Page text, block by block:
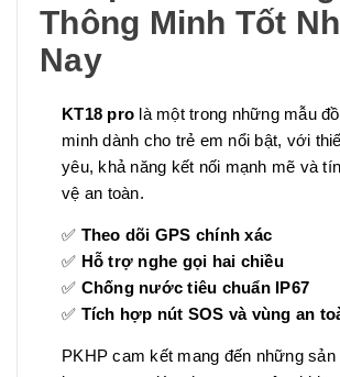
Thông Minh Tốt
Nay
KT18 pro là một trong những mẫu
minh dành cho trẻ em nổi bật, với
yêu, khả năng kết nối mạnh mẽ và
vệ an toàn.
✅ Theo dõi GPS chính xác
✅ Hỗ trợ nghe gọi hai chiều
✅ Chống nước tiêu chuẩn IP67
✅ Tích hợp nút SOS và vùng an
PKHP cam kết mang đến những sản